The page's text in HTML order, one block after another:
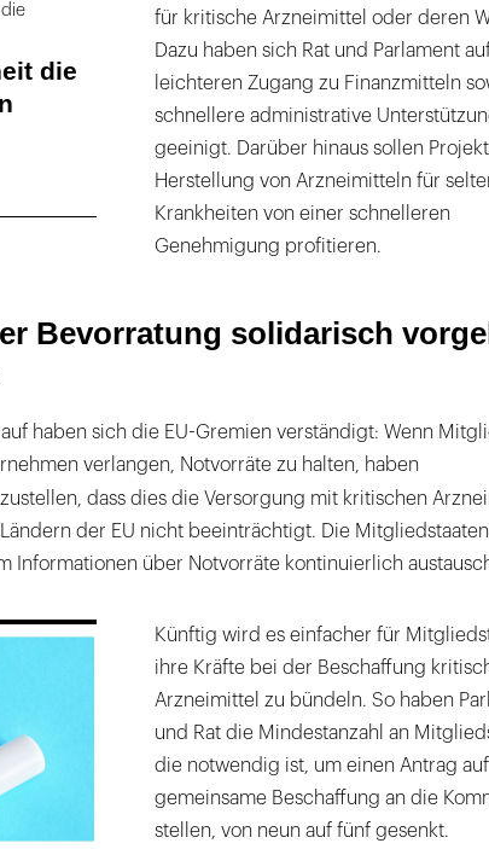
die
für kritische Arzneimittel oder deren
Dazu haben sich Rat und Parlament
leichteren Zugang zu Finanzmitteln
schnellere administrative
geeinigt. Darüber hinaus sollen
Herstellung von Arzneimitteln für
Krankheiten von einer schnelleren
Genehmigung profitieren.
Bevorratung solidarisch
haben sich die EU-Gremien verständigt: Wenn
verlangen, Notvorräte zu halten, haben
dass dies die Versorgung mit kritischen
der EU nicht beeinträchtigt. Die
Informationen über Notvorräte kontinuierlich
Künftig wird es einfacher für
ihre Kräfte bei der Beschaffung
Arzneimittel zu bündeln. So haben
und Rat die Mindestanzahl an
die notwendig ist, um einen Antrag auf
gemeinsame Beschaffung an die
stellen, von neun auf fünf gesenkt.